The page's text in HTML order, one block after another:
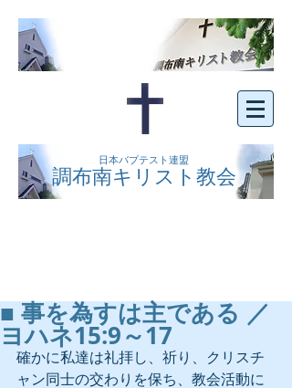
日本バプテスト連盟
調布南キリスト教会
■ 事を為すは主である ／
ヨハネ15:9～17
確かに私達は礼拝し、祈り、クリスチ
ャン同士の交わりを保ち、教会活動に